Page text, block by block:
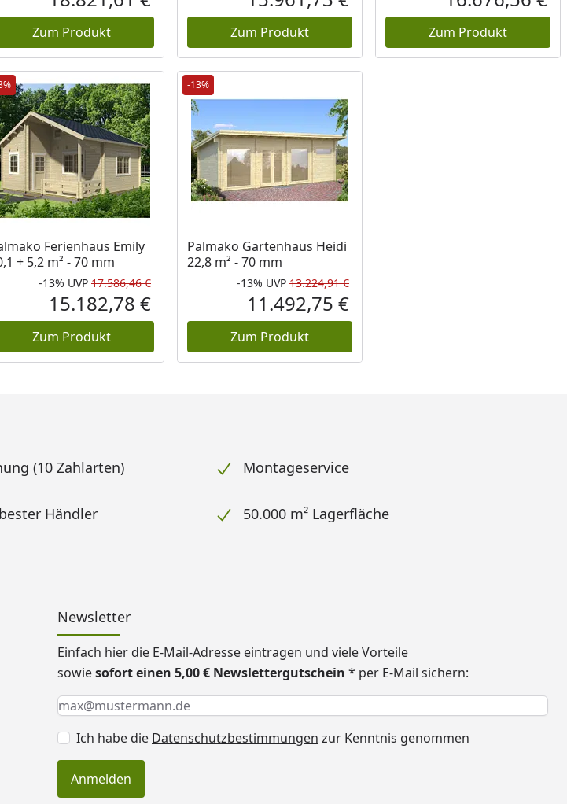
Aktueller Preis
Zum Produkt
Aktueller Preis
Zum Produkt Zum Produkt
ProzentPreis
Ferienhaus Emily
+ 5,2 m² - 70 mm
Rabatt in Prozent
-13%
Ursprünglicher Preis
UVP 17.586,46 €
Aktueller Preis
15.182,78 €
Zum Produkt
-13%
Palmako Gartenhaus Heidi
22,8 m² - 70 mm
Rabatt in Prozent
-13%
Ursprünglicher Preis
UVP 13.224,91 €
Aktueller Preis
11.492,75 €
Zum Produkt
(10 Zahlarten) Montageservice
Händler 50.000 m² Lagerfläche
Newsletter
Einfach hier die E-Mail-Adresse eintragen und viele Vorteile
sowiesofort einen 5,00 € Newslettergutschein * per E-Mail sichern:
Keine Eingabe erforderlich
Eingabe erforderlich
E-Mail *
Ich habe die Datenschutzbestimmungen zur Kenntnis genommen
Anmelden